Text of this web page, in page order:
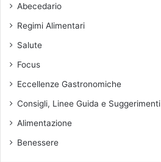
Abecedario
Regimi Alimentari
Salute
Focus
Eccellenze Gastronomiche
Consigli, Linee Guida e Suggerimenti
Alimentazione
Benessere